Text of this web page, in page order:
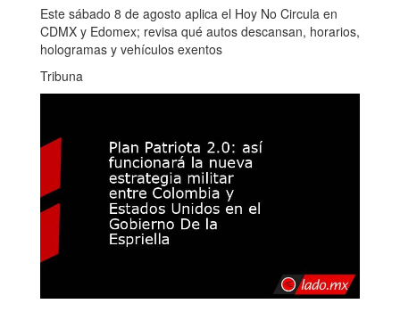
Este sábado 8 de agosto aplica el Hoy No Circula en
CDMX y Edomex; revisa qué autos descansan, horarios,
hologramas y vehículos exentos
Tribuna